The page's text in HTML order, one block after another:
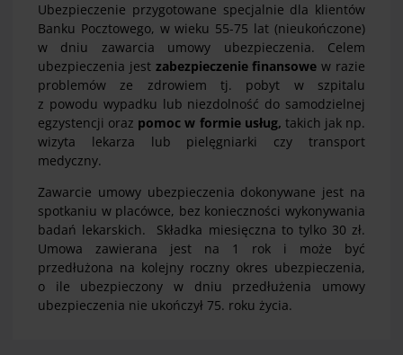
Ubezpieczenie przygotowane specjalnie dla klientów
Banku Pocztowego, w wieku 55-75 lat (nieukończone)
w dniu zawarcia umowy ubezpieczenia. Celem
ubezpieczenia jest zabezpieczenie finansowe w razie
problemów ze zdrowiem tj. pobyt w szpitalu
z powodu wypadku lub niezdolność do samodzielnej
egzystencji oraz pomoc w formie usług, takich jak np.
wizyta lekarza lub pielęgniarki czy transport
medyczny.
Zawarcie umowy ubezpieczenia dokonywane jest na
spotkaniu w placówce, bez konieczności wykonywania
badań lekarskich. Składka miesięczna to tylko 30 zł.
Umowa zawierana jest na 1 rok i może być
przedłużona na kolejny roczny okres ubezpieczenia,
o ile ubezpieczony w dniu przedłużenia umowy
ubezpieczenia nie ukończył 75. roku życia.